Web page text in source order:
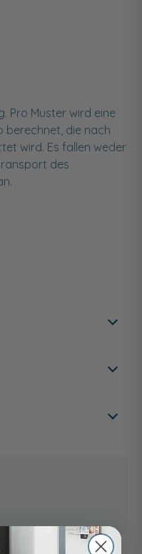
Pro Muster wird eine
berechnet, die nach
wird. Es fallen weder
des